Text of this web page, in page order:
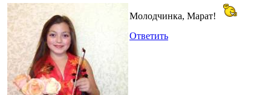
Молодчинка, Марат!
Ответить